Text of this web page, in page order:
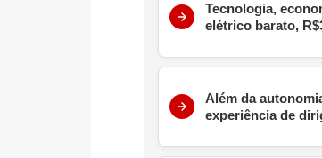
Tecnologia,
elétrico barato,
Além da
experiência de